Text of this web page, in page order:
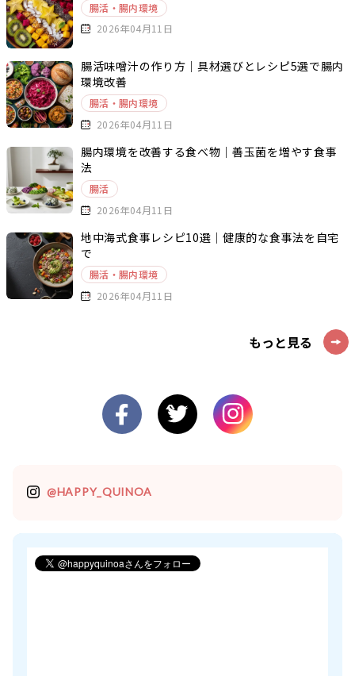
腸活・腸内環境
2026年04月11日
腸活味噌汁の作り方｜具材選びとレシピ5選で腸内
環境改善
腸活・腸内環境
2026年04月11日
腸内環境を改善する食べ物｜善玉菌を増やす食事
法
腸活
2026年04月11日
地中海式食事レシピ10選｜健康的な食事法を自宅
で
腸活・腸内環境
2026年04月11日
もっと見る
@HAPPY_QUINOA